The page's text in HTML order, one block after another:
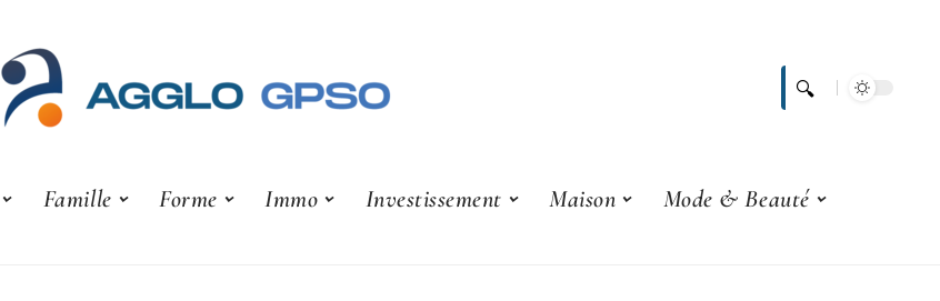
Famille Forme Immo Investissement Maison
Mode & Beauté